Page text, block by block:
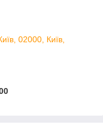
02000, Київ,